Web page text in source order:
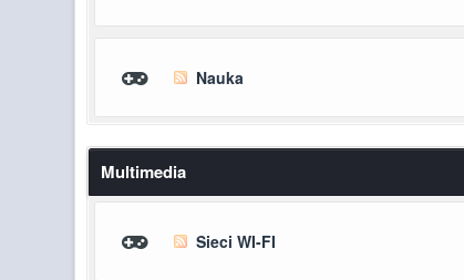
Nauka
Multimedia
Sieci WI-FI